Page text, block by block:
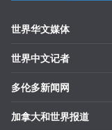
世界华文媒体
世界中文记者
多伦多新闻网
加拿大和世界报道